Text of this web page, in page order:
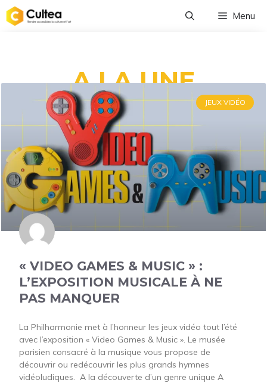
Menu
A LA UNE
JEUX VIDÉO
« VIDEO GAMES & MUSIC » :
L’EXPOSITION MUSICALE À NE
PAS MANQUER
La Philharmonie met à l’honneur les jeux vidéo tout l’été
avec l’exposition « Video Games & Music ». Le musée
parisien consacré à la musique vous propose de
découvrir ou redécouvrir les plus grands hymnes
vidéoludiques. A la découverte d’un genre unique A